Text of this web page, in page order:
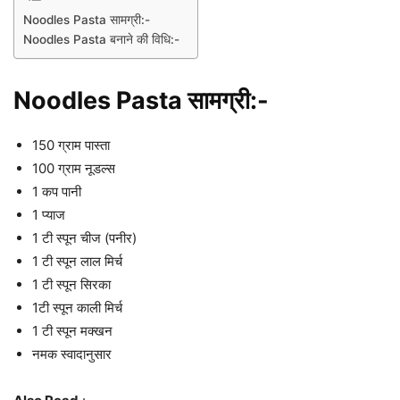
Noodles Pasta सामग्री:-
Noodles Pasta बनाने की विधि:-
Noodles Pasta सामग्री:-
150 ग्राम पास्ता
100 ग्राम नूडल्स
1 कप पानी
1 प्याज
1 टी स्पून चीज (पनीर)
1 टी स्पून लाल मिर्च
1 टी स्पून सिरका
1टी स्पून काली मिर्च
1 टी स्पून मक्खन
नमक स्वादानुसार